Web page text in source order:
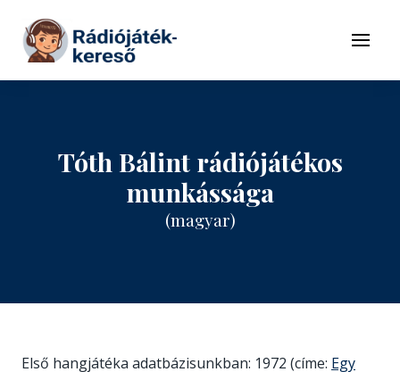
Tovább a tartalomhoz
Menü
Tóth Bálint rádiójátékos
munkássága
(magyar)
Első hangjátéka adatbázisunkban: 1972 (címe: Egy